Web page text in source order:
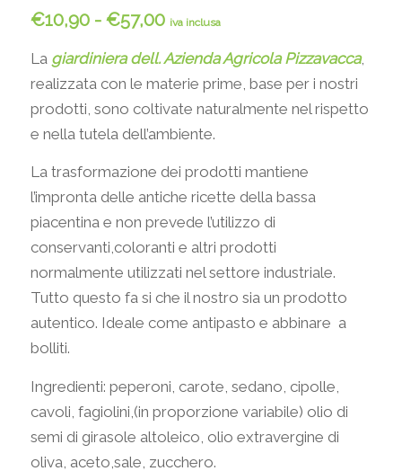
€10,90 - €57,00Fascia
prezzo:
da
€10,90
a
iva inclusa
La giardiniera dell. Azienda Agricola Pizzavacca,
realizzata con le materie prime, base per i nostri
prodotti, sono coltivate naturalmente nel rispetto
e nella tutela dell’ambiente.
La trasformazione dei prodotti mantiene
l’impronta delle antiche ricette della bassa
piacentina e non prevede l’utilizzo di
conservanti,coloranti e altri prodotti
normalmente utilizzati nel settore industriale.
Tutto questo fa si che il nostro sia un prodotto
autentico. Ideale come antipasto e abbinare a
bolliti.
Ingredienti: peperoni, carote, sedano, cipolle,
cavoli, fagiolini,(in proporzione variabile) olio di
semi di girasole altoleico, olio extravergine di
oliva, aceto,sale, zucchero.